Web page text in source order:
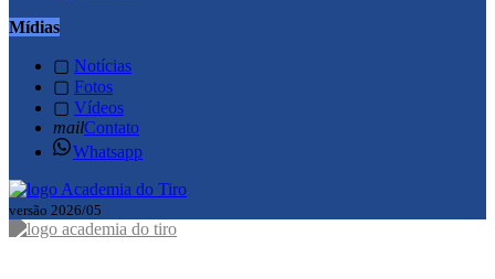
Mídias
▢ Notícias
▢ Fotos
▢ Vídeos
mailContato
Whatsapp
versão 2026/05